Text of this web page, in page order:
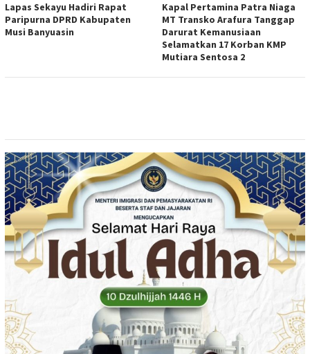
Lapas Sekayu Hadiri Rapat
Paripurna DPRD Kabupaten
Musi Banyuasin
Kapal Pertamina Patra Niaga
MT Transko Arafura Tanggap
Darurat Kemanusiaan
Selamatkan 17 Korban KMP
Mutiara Sentosa 2